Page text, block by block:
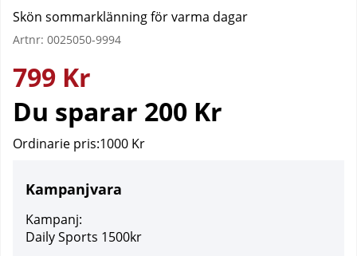
Skön sommarklänning för varma dagar
Artnr: 0025050-9994
799 Kr
Du sparar 200 Kr
Ordinarie pris:1000 Kr
Kampanjvara
Kampanj:
Daily Sports 1500kr